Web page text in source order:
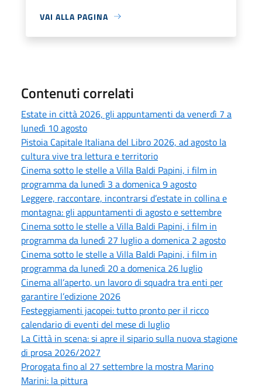
VAI ALLA PAGINA
Contenuti correlati
Estate in città 2026, gli appuntamenti da venerdì 7 a
lunedì 10 agosto
Pistoia Capitale Italiana del Libro 2026, ad agosto la
cultura vive tra lettura e territorio
Cinema sotto le stelle a Villa Baldi Papini, i film in
programma da lunedì 3 a domenica 9 agosto
Leggere, raccontare, incontrarsi d’estate in collina e
montagna: gli appuntamenti di agosto e settembre
Cinema sotto le stelle a Villa Baldi Papini, i film in
programma da lunedì 27 luglio a domenica 2 agosto
Cinema sotto le stelle a Villa Baldi Papini, i film in
programma da lunedì 20 a domenica 26 luglio
Cinema all’aperto, un lavoro di squadra tra enti per
garantire l’edizione 2026
Festeggiamenti jacopei: tutto pronto per il ricco
calendario di eventi del mese di luglio
La Città in scena: si apre il sipario sulla nuova stagione
di prosa 2026/2027
Prorogata fino al 27 settembre la mostra Marino
Marini: la pittura